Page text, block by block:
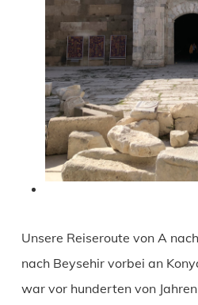
Unsere Reiseroute von A
nach Beysehir vorbei an
war vor hunderten von